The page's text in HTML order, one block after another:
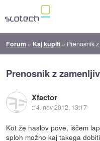
Forum » Kaj kupiti » Prenosnik
Prenosnik z
Xfactor
::4. nov 2012, 13:17
Kot že naslov pove, iščem
sploh možno kaj takega